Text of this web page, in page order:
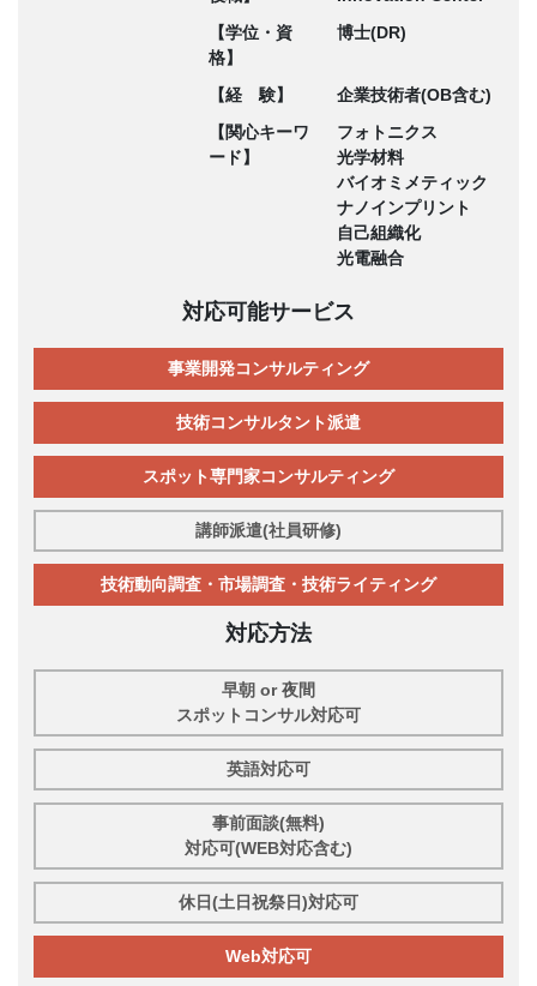
【学位・資
格】
博士(DR)
【経 験】
企業技術者(OB含む)
【関心キーワ
ード】
フォトニクス
光学材料
バイオミメティック
ナノインプリント
自己組織化
光電融合
対応可能サービス
事業開発コンサルティング
技術コンサルタント派遣
スポット専門家コンサルティング
講師派遣(社員研修)
技術動向調査・市場調査・技術ライティング
対応方法
早朝 or 夜間
スポットコンサル対応可
英語対応可
事前面談(無料)
対応可(WEB対応含む)
休日(土日祝祭日)対応可
Web対応可